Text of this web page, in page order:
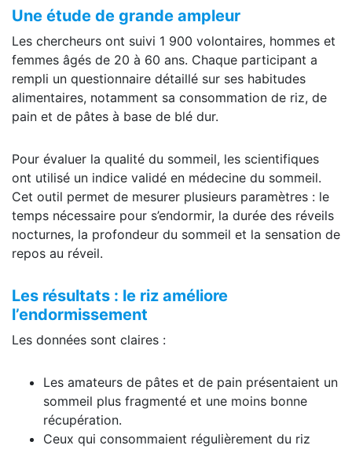
Une étude de grande ampleur
Les chercheurs ont suivi 1 900 volontaires, hommes et
femmes âgés de 20 à 60 ans. Chaque participant a
rempli un questionnaire détaillé sur ses habitudes
alimentaires, notamment sa consommation de riz, de
pain et de pâtes à base de blé dur.
Pour évaluer la qualité du sommeil, les scientifiques
ont utilisé un indice validé en médecine du sommeil.
Cet outil permet de mesurer plusieurs paramètres : le
temps nécessaire pour s’endormir, la durée des réveils
nocturnes, la profondeur du sommeil et la sensation de
repos au réveil.
Les résultats : le riz améliore
l’endormissement
Les données sont claires :
Les amateurs de pâtes et de pain présentaient un
sommeil plus fragmenté et une moins bonne
récupération.
Ceux qui consommaient régulièrement du riz